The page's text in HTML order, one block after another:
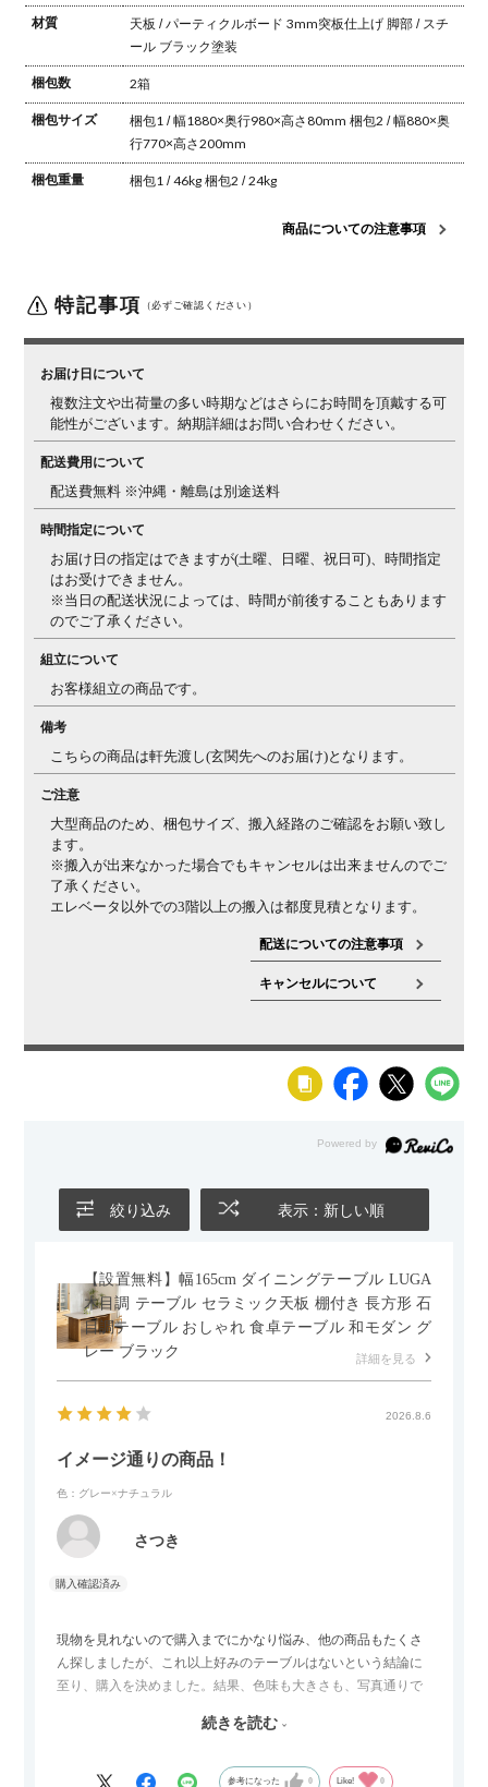
材質 天板 / パーティクルボード 3mm突板仕上げ脚部 / スチ
ール ブラック塗装
梱包数 2箱
梱包サイズ 梱包1 / 幅1880×奥行980×高さ80mm 梱包2 / 幅880×奥
行770×高さ200mm
梱包重量 梱包1 / 46kg梱包2 / 24kg
商品についての注意事項
特記事項 （必ずご確認ください）
お届け日について
複数注文や出荷量の多い時期などはさらにお時間を頂戴する可
能性がございます。納期詳細はお問い合わせください。
配送費用について
配送費無料 ※沖縄・離島は別途送料
時間指定について
お届け日の指定はできますが(土曜、日曜、祝日可)、時間指定
はお受けできません。
※当日の配送状況によっては、時間が前後することもあります
のでご了承ください。
組立について
お客様組立の商品です。
備考
こちらの商品は軒先渡し(玄関先へのお届け)となります。
ご注意
大型商品のため、梱包サイズ、搬入経路のご確認をお願い致し
ます。
※搬入が出来なかった場合でもキャンセルは出来ませんのでご
了承ください。
エレベータ以外での3階以上の搬入は都度見積となります。
配送についての注意事項
キャンセルについて
絞り込み 表示：新しい順
【設置無料】幅165cm ダイニングテーブル LUGA
木目調 テーブル セラミック天板 棚付き 長方形 石
目調テーブル おしゃれ 食卓テーブル 和モダン グ
レー ブラック
詳細を見る
2026.8.6
イメージ通りの商品！
色：グレー×ナチュラル
さつき
現物を見れないので購入までにかなり悩み、他の商品もたくさ
ん探しましたが、これ以上好みのテーブルはないという結論に
至り、購入を決めました。結果、色味も大きさも、写真通りで
セラミック天板が思った以上に滑りが良く、汚れも拭きやすい
はいけないかもしれません。天板が冷たいので冬にどうなるの
続きを読む
参考になった 0 Like! 0